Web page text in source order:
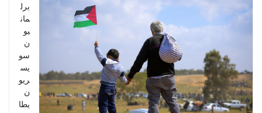
برل
مان
يو
ن
سو
يس
ريو
ن
يطا